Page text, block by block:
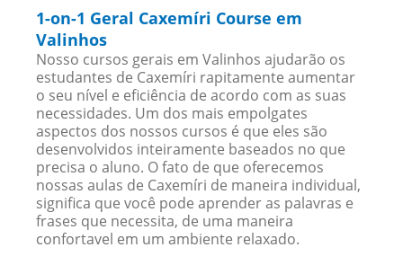
1-on-1 Geral Caxemíri Course em
Valinhos
Nosso cursos gerais em Valinhos ajudarão os
estudantes de Caxemíri rapitamente aumentar
o seu nível e eficiência de acordo com as suas
necessidades. Um dos mais empolgates
aspectos dos nossos cursos é que eles são
desenvolvidos inteiramente baseados no que
precisa o aluno. O fato de que oferecemos
nossas aulas de Caxemíri de maneira individual,
significa que você pode aprender as palavras e
frases que necessita, de uma maneira
confortavel em um ambiente relaxado.